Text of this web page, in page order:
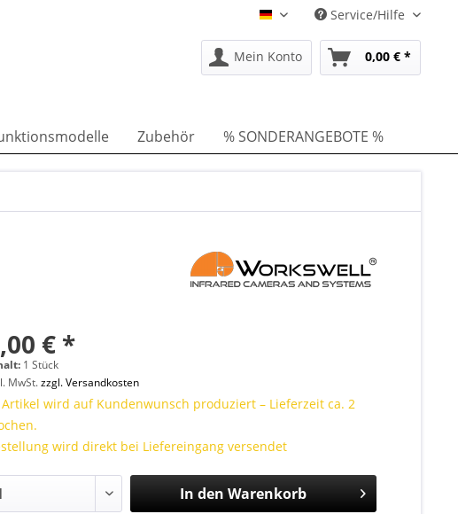
DE Service/Hilfe
Mein Konto 0,00 € *
Zubehör % SONDERANGEBOTE %
€ *
1 Stück
MwSt.zzgl. Versandkosten
Artikel wird auf Kundenwunsch produziert – Lieferzeit ca. 2
wird direkt bei Liefereingang versendet
In den Warenkorb